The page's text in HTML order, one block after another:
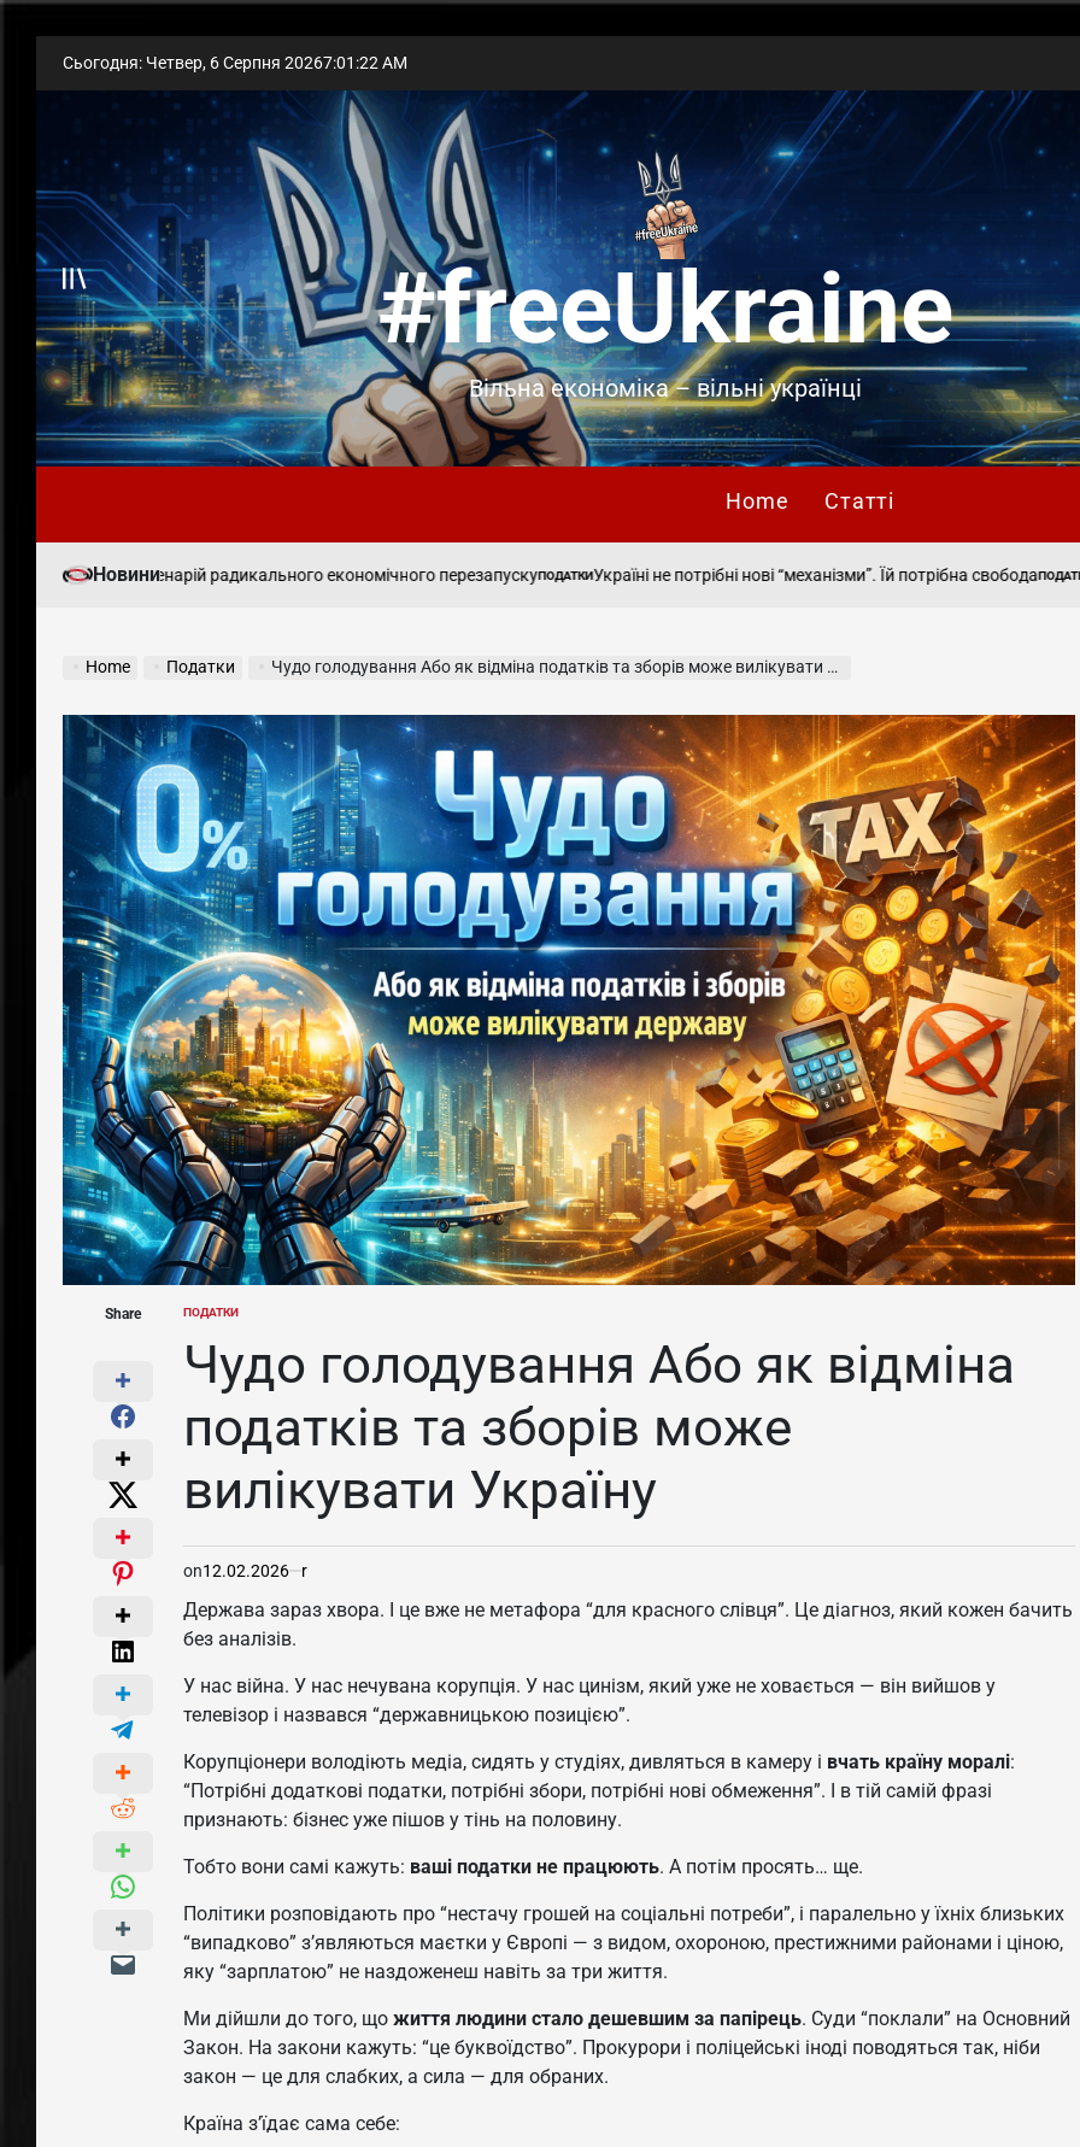
Сьогодня: Четвер, 6 Серпня 20267:01 :23 AM
Offcanvas #freeUkraine
Вільна економіка – вільні українці
Home Статті
Новини
і сценарій радикального економічного перезапускуPOSTED
ПОДАТКИУкраїні не потрібні нові “механізми”. Їй потрібна свободаPOSTED
ПОДАТКИБізнес
Home Податки Чудо голодування Або як відміна податків та зборів може вилікувати Україну
Share
POSTED
ПОДАТКИ
Чудо голодування Або як відміна
податків та зборів може
вилікувати Україну
on12.02.2026 r
Держава зараз хвора. І це вже не метафора “для красного слівця”. Це діагноз, який кожен бачить
без аналізів.
У нас війна. У нас нечувана корупція. У нас цинізм, який уже не ховається — він вийшов у
телевізор і назвався “державницькою позицією”.
Корупціонери володіють медіа, сидять у студіях, дивляться в камеру і вчать країну моралі:
“Потрібні додаткові податки, потрібні збори, потрібні нові обмеження”. І в тій самій фразі
признають: бізнес уже пішов у тінь на половину.
Тобто вони самі кажуть: ваші податки не працюють. А потім просять… ще.
Політики розповідають про “нестачу грошей на соціальні потреби”, і паралельно у їхніх близьких
“випадково” з’являються маєтки у Європі — з видом, охороною, престижними районами і ціною,
яку “зарплатою” не наздоженеш навіть за три життя.
Ми дійшли до того, що життя людини стало дешевшим за папірець. Суди “поклали” на Основний
Закон. На закони кажуть: “це буквоїдство”. Прокурори і поліцейські іноді поводяться так, ніби
закон — це для слабких, а сила — для обраних.
Країна з’їдає сама себе: